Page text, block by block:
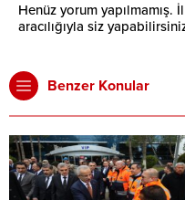
Henüz yorum yapılmamış.
aracılığıyla siz
Benzer Konular